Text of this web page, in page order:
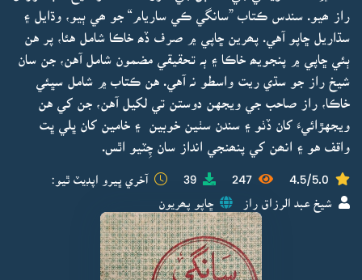
راز ھيو. سندس ڪتاب ”سانگي ڪي ساريام“ جو ھي ٻيو، وڌايل ۽
سڌاريل ڇاپو آهي. پھرين ڇاپي ۾ صرف ڏھ خاڪا شامل هئا، پر هن
ٻئي ڇاپي ۾ پنجويھ خاڪا ۽ ٻہ تحقيقي مضمون شامل آهن، جن سان
شيخ راز جو سڌي ريت واسطو نہ آهي. هن ڪتاب ۾ شامل سڀئي
خاڪا، راز صاحب جي ويجهن دوستن تي لکيل آهن، جن کي هن
ويجهڙائيءَ کان ڏٺو ۽ سندن سٺين خوبين ۽ خامين کان ڀلي ڀت
واقف هو ۽ انھن کي پنھنجي انداز سان چِٽيو اٿس.
4.5/5.0
247
39 آخري ڀيرو اپڊيٽ ٿيو:
شيخ عبد الرزاق راز ڇاپو پھريون